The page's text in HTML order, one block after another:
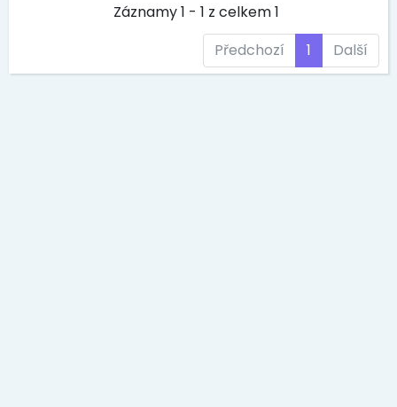
Záznamy 1 - 1 z celkem 1
Předchozí
1 Další